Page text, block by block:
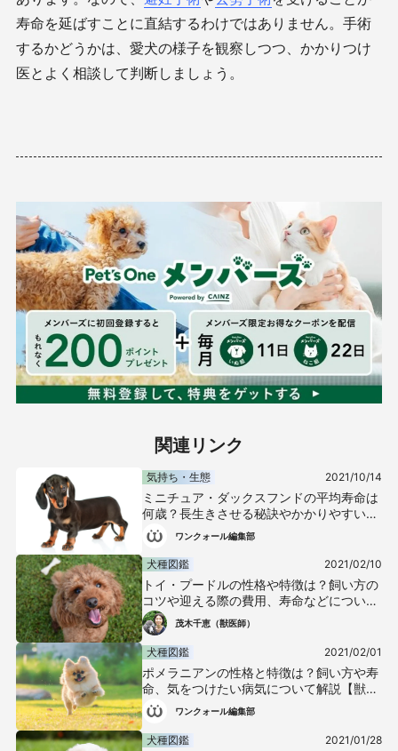
寿命を延ばすことに直結するわけではありません。手術
するかどうかは、愛犬の様子を観察しつつ、かかりつけ
医とよく相談して判断しましょう。
関連リンク
気持ち・生態 2021/10/14
ミニチュア・ダックスフンドの平均寿命は
何歳？長生きさせる秘訣やかかりやすい病
気について解説【獣医師監修】
ワンクォール編集部
犬種図鑑 2021/02/10
トイ・プードルの性格や特徴は？飼い方の
コツや迎える際の費用、寿命などについて
解説【獣医師監修】
茂木千恵（獣医師）
犬種図鑑 2021/02/01
ポメラニアンの性格と特徴は？飼い方や寿
命、気をつけたい病気について解説【獣医
師監修】ワンクォール編集部
犬種図鑑 2021/01/28